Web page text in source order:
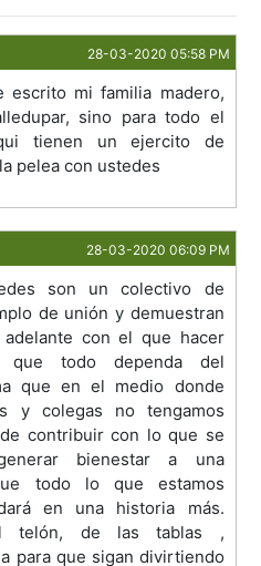
28-03-2020 05:58 PM
escrito mi familia madero,
sino para todo el
tienen un ejercito de
pelea con ustedes
28-03-2020 06:09 PM
son un colectivo de
de unión y demuestran
con el que hacer
que todo dependa del
que en el medio donde
y colegas no tengamos
contribuir con lo que se
bienestar a una
todo lo que estamos
en una historia más.
telón, de las tablas ,
para que sigan divirtiendo